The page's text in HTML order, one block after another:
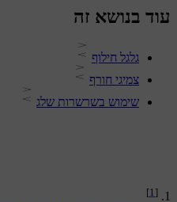
[1]
עוד בנושא זה
גלגל חילוף
צמיגי חורף
שימוש בשרשרות שלג